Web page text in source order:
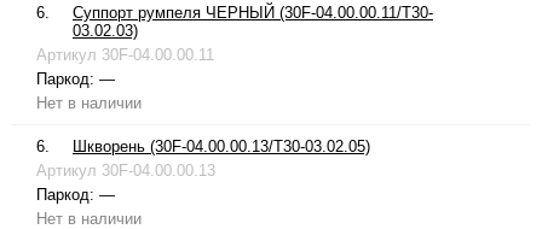
6.
Суппорт румпеля ЧЕРНЫЙ (30F-04.00.00.11/T30-
03.02.03)
Артикул 30F-04.00.00.11
Паркод: —
Нет в наличии
6.
Шкворень (30F-04.00.00.13/T30-03.02.05)
Артикул 30F-04.00.00.13
Паркод: —
Нет в наличии